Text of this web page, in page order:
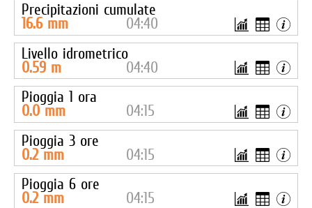
Precipitazioni cumulate
16.6 mm
04:40
Livello idrometrico
0.59 m
04:40
Pioggia 1 ora
0.0mm
04:15
Pioggia 3 ore
0.2mm
04:15
Pioggia 6 ore
0.2 mm
04:15